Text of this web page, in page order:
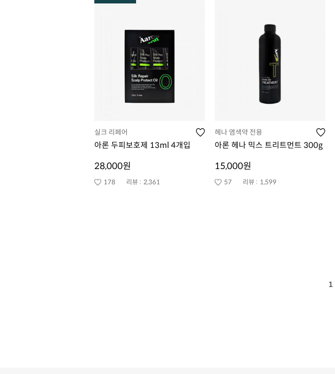
실크 리페어
아론 두피보호제 13ml 4개입
28,000원
178 리뷰 : 2,361
헤나 염색약 전용
아론 헤나 믹스 트리트먼트 300g
15,000원
57 리뷰 : 1,599
1